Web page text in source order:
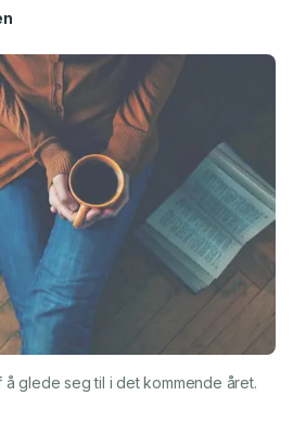
glede seg til i det kommende året.